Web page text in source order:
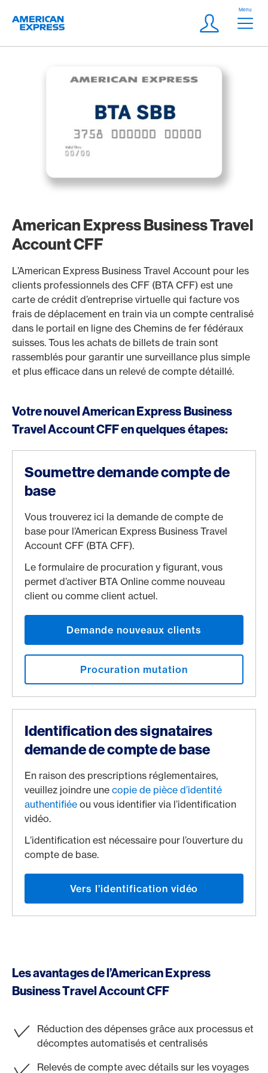
Logo
Meta
Login
Menu
American Express Business Travel
Account CFF
L’American Express Business Travel Account pour les
clients professionnels des CFF (BTA CFF) est une
carte de crédit d’entreprise virtuelle qui facture vos
frais de déplacement en train via un compte centralisé
dans le portail en ligne des Chemins de fer fédéraux
suisses. Tous les achats de billets de train sont
rassemblés pour garantir une surveillance plus simple
et plus efficace dans un relevé de compte détaillé.
Votre nouvel American Express Business
Travel Account CFF en quelques étapes:
Soumettre demande compte de
base
Vous trouverez ici la demande de compte de
base pour l’American Express Business Travel
Account CFF (BTA CFF).
Le formulaire de procuration y figurant, vous
permet d’activer BTA Online comme nouveau
client ou comme client actuel.
Demande nouveaux clients
Procuration mutation
Identification des signataires
demande de compte de base
En raison des prescriptions réglementaires,
veuillez joindre une copie de pièce d’identité
authentifiée ou vous identifier via l’identification
vidéo.
L’identification est nécessaire pour l’ouverture du
compte de base.
Vers l’identification vidéo
Les avantages de l’American Express
Business Travel Account CFF
Réduction des dépenses grâce aux processus et
décomptes automatisés et centralisés
Relevés de compte avec détails sur les voyages